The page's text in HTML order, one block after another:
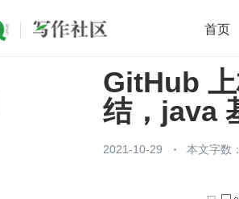
首页
开源 架构
团队管理
GitHub
结，java
2021-10-29 本文字数